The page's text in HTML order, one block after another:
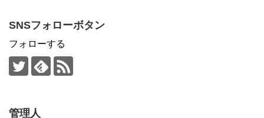
SNSフォローボタン
フォローする
管理人